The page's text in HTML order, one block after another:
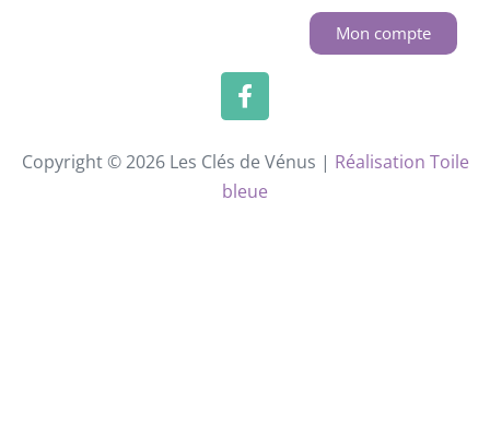
Mon compte
Copyright © 2026 Les Clés de Vénus | Réalisation Toile
bleue